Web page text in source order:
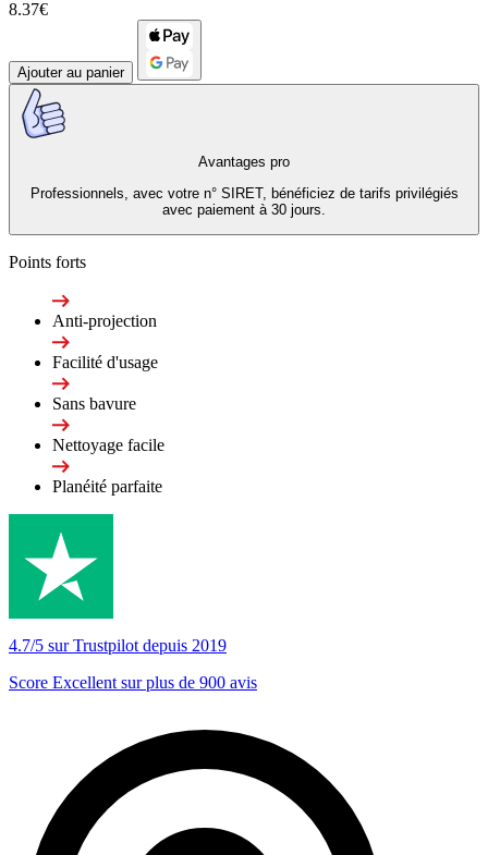
8.37€
Ajouter au panier
Avantages pro
Professionnels, avec votre n° SIRET, bénéficiez de tarifs privilégiés
avec paiement à 30 jours.
Points forts
Anti-projection
Facilité d'usage
Sans bavure
Nettoyage facile
Planéité parfaite
4.7/5 sur Trustpilot depuis 2019
Score Excellent sur plus de 900 avis